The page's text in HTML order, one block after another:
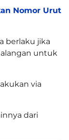
Nomor Urut
berlaku jika
untuk
via
dari